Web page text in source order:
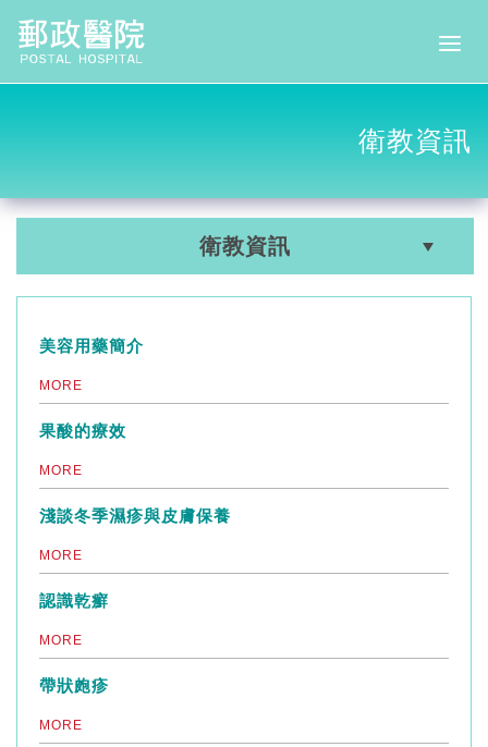
衛教資訊
衛教資訊
美容用藥簡介
MORE
果酸的療效
MORE
淺談冬季濕疹與皮膚保養
MORE
認識乾癬
MORE
帶狀皰疹
MORE